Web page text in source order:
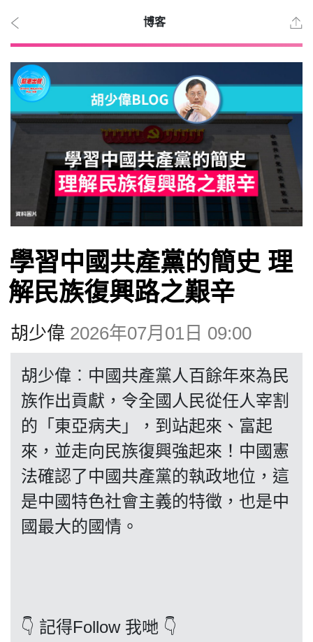
2026
年 8
時事
觀點
投票
視頻
昔日
系列
博客
學習中國共產黨的簡史 理
解民族復興路之艱辛
胡少偉 2026年07月01日 09:00
胡少偉︰中國共產黨人百餘年來為民
族作出貢獻，令全國人民從任人宰割
的「東亞病夫」，到站起來、富起
來，並走向民族復興強起來！中國憲
法確認了中國共產黨的執政地位，這
是中國特色社會主義的特徵，也是中
國最大的國情。
👇 記得Follow 我哋 👇